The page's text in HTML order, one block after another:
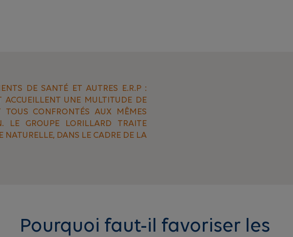
DE SANTÉ ET AUTRES E.R.P :
UNE MULTITUDE DE
TOUS CONFRONTÉS AUX MÊMES
LE GROUPE LORILLARD TRAITE
NATURELLE, DANS LE CADRE DE LA
Pourquoi faut-il favoriser les